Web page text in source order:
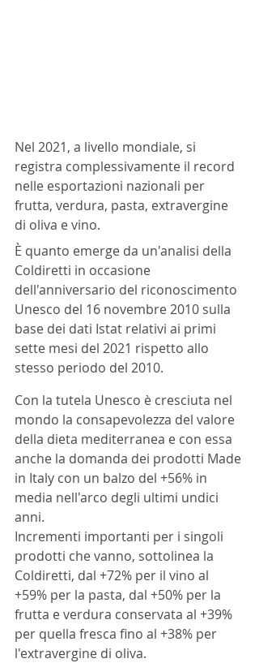
Nel 2021, a livello mondiale, si
registra complessivamente il record
nelle esportazioni nazionali per
frutta, verdura, pasta, extravergine
di oliva e vino.
È quanto emerge da un'analisi della
Coldiretti in occasione
dell'anniversario del riconoscimento
Unesco del 16 novembre 2010 sulla
base dei dati Istat relativi ai primi
sette mesi del 2021 rispetto allo
stesso periodo del 2010.
Con la tutela Unesco è cresciuta nel
mondo la consapevolezza del valore
della dieta mediterranea e con essa
anche la domanda dei prodotti Made
in Italy con un balzo del +56% in
media nell'arco degli ultimi undici
anni.
Incrementi importanti per i singoli
prodotti che vanno, sottolinea la
Coldiretti, dal +72% per il vino al
+59% per la pasta, dal +50% per la
frutta e verdura conservata al +39%
per quella fresca fino al +38% per
l'extravergine di oliva.